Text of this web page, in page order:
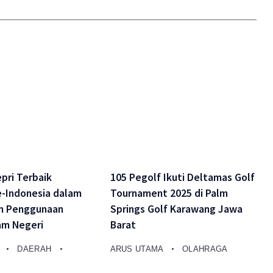
Terbaik
Indonesia dalam
Penggunaan
Negeri
DAERAH
105 Pegolf Ikuti Deltamas Golf
Tournament 2025 di Palm
Springs Golf Karawang Jawa
Barat
ARUS UTAMA OLAHRAGA